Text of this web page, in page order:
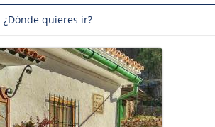
¿Dónde quieres ir?